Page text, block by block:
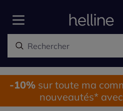
-10%sur toute ma
nouveautés*